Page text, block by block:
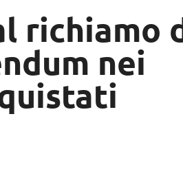
richiamo
nei